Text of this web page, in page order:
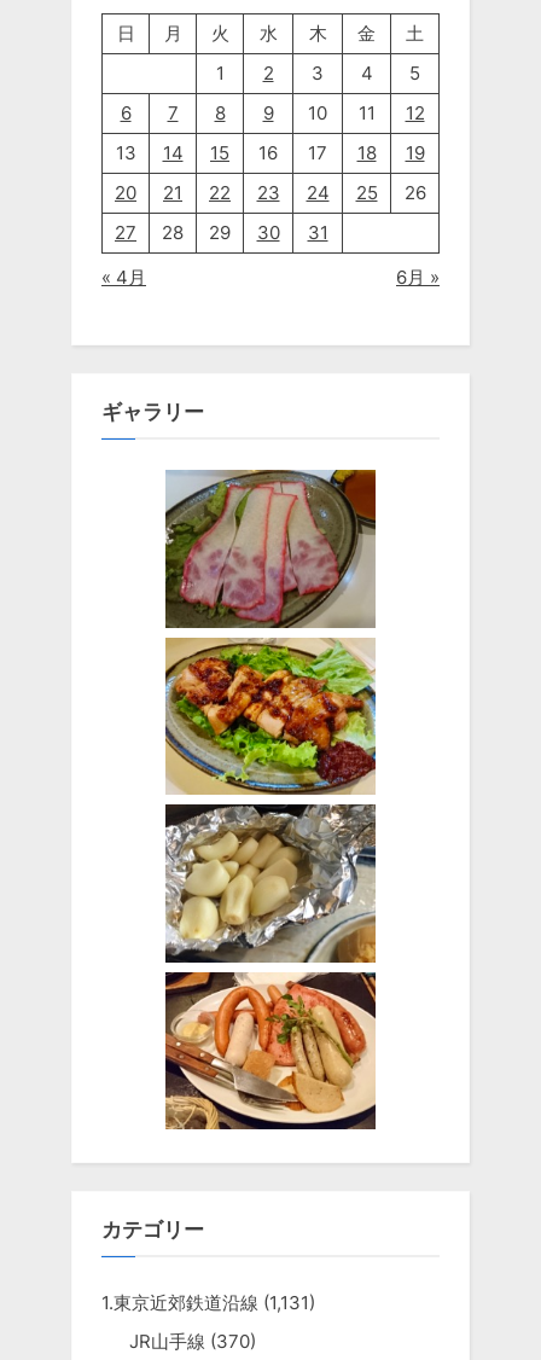
日
月 火 水 木 金
土
1
2 3 4
5
6
7 8 9 10 11
12
13
14 15 16 17 18
19
20
21 22 23 24 25
26
27
28 29 30
31
« 4月
6月 »
ギャラリー
カテゴリー
1.東京近郊鉄道沿線 (1,131)
JR山手線 (370)